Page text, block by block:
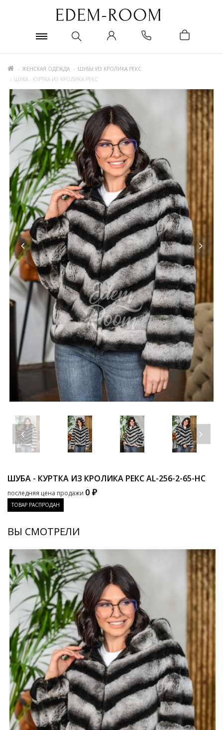
ЖЕНСКАЯ ОДЕЖДА
ШУБЫ ИЗ КРОЛИКА РЕКС
ШУБА - КУРТКА ИЗ КРОЛИКА РЕКС
ШУБА - КУРТКА ИЗ КРОЛИКА РЕКСAL-256-2-65-HC
последняя цена продажи 0 ₽
ТОВАР РАСПРОДАН
ВЫ СМОТРЕЛИ